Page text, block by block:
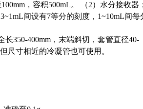
，容积500mL。 （2）水分接收器
间设有7等分的刻度，1~10mL间每
长350-400mm，末端斜切，套管直径40-
尺寸相近的冷凝管也可使用。